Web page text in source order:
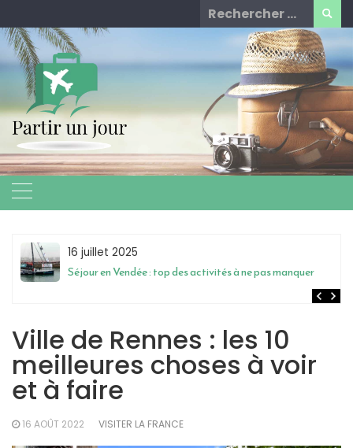
to
content
Rechercher
for:
16 juillet 2025
Séjour en Vendée : top des activités à ne pas manquer
Ville de Rennes : les 10
meilleures choses à voir
et à faire
16 AOÛT 2022 VISITER LA FRANCE